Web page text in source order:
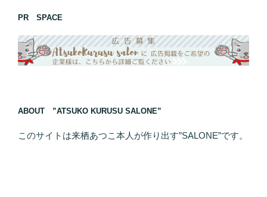
PR SPACE
ABOUT ”ATSUKO KURUSU SALONE”
このサイトは来栖あつこ本人が作り出す”SALONE”です。